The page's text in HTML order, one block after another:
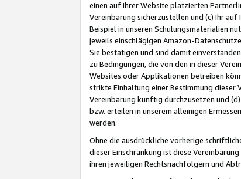
einen auf Ihrer Website platzierten
Vereinbarung sicherzustellen und (c) Ihr
Beispiel in unseren Schulungsmaterialien
jeweils einschlägigen Amazon-
Sie bestätigen und sind damit
zu Bedingungen, die von den in dieser
Websites oder Applikationen betreiben
strikte Einhaltung einer Bestimmung dieser
Vereinbarung künftig durchzusetzen und
bzw. erteilen in unserem alleinigen
werden.
Ohne die ausdrückliche vorherige
dieser Einschränkung ist diese
ihren jeweiligen Rechtsnachfolgern und